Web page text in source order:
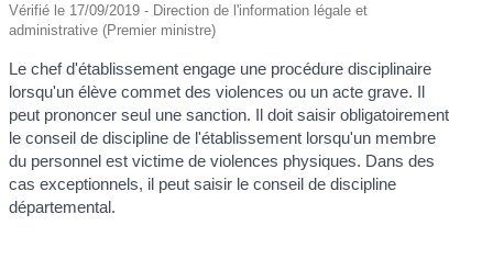
Vérifié le 17/09/2019 - Direction de l'information légale et
administrative (Premier ministre)
Le chef d'établissement engage une procédure disciplinaire
lorsqu'un élève commet des violences ou un acte grave. Il
peut prononcer seul une sanction. Il doit saisir obligatoirement
le conseil de discipline de l'établissement lorsqu'un membre
du personnel est victime de violences physiques. Dans des
cas exceptionnels, il peut saisir le conseil de discipline
départemental.